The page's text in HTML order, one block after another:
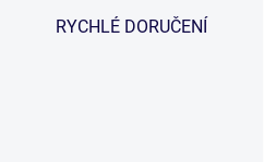
RYCHLÉ DORUČENÍ